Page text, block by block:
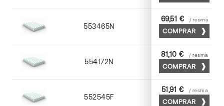
553465N 65 x 90
69,51 € / resma
COMPRAR
554172N 70 x 100
81,10 € / resma
COMPRAR
552545F 45 x 64
51,91 € / resma
COMPRAR